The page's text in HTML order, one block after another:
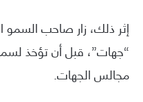
إثر ذلك، زار صاحب
“جهات”، قبل أن تؤخذ
مجالس الجهات.